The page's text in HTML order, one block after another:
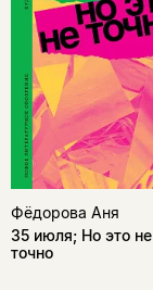
Фёдорова Аня
35 июля; Но это не
точно